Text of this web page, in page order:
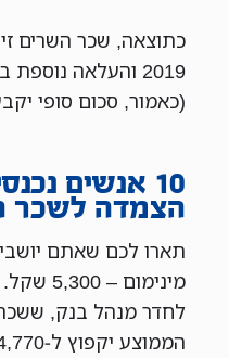
(כאמור, סכום סופי
10 אנשים
הצמדה לשכר
תארו לכם שאתם
לחדר מנהל בנק,
הממוצע יקפוץ ל-24,770 שקלים!